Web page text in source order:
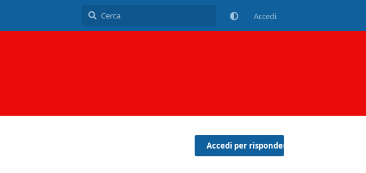
Accedi
Accedi per rispondere